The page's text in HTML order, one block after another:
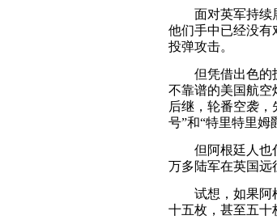
面对英军持续展
他们手中已经没有
投弹攻击。
但凭借出色的技
不靠谱的美国航空
后继，轮番空袭，
号”和“特里特里姆
但阿根廷人也付
万多陆军在英国远
试想，如果阿根
十五枚，甚至五十